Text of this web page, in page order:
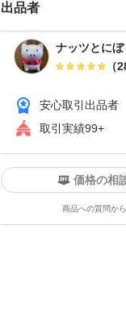
謝促進、血行改善効
脂質による体の調子
ロリーなため、1日
行の改善、血圧の低
しくする効果も期待
出品者
ナッツとに
（
安心取引出品者
取引実績99+
価格の相
商品への質問か